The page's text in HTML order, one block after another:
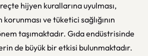
hijyen kurallarına uyulması,
ve tüketici sağlığının
taşımaktadır. Gıda endüstrisinde
de büyük bir etkisi bulunmaktadır.